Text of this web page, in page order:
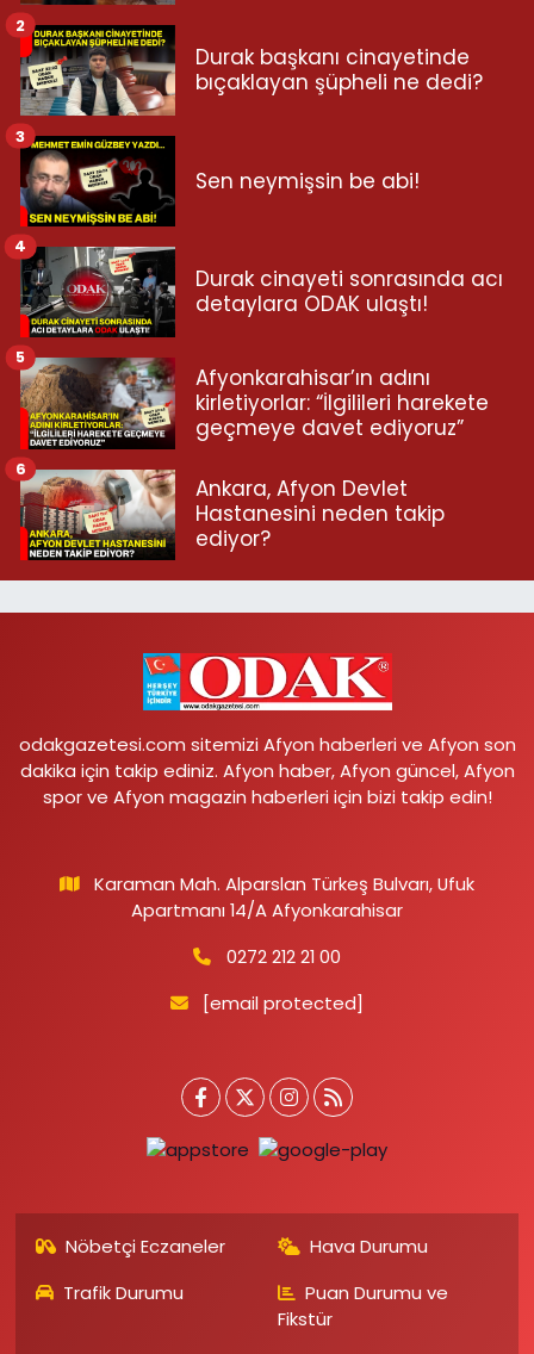
Durak başkanı cinayetinde
bıçaklayan şüpheli ne dedi?
2
Sen neymişsin be abi!
3
Durak cinayeti sonrasında acı
detaylara ODAK ulaştı!
4
Afyonkarahisar’ın adını
kirletiyorlar: “İlgilileri harekete
geçmeye davet ediyoruz”
5
Ankara, Afyon Devlet
Hastanesini neden takip
ediyor?
6
odakgazetesi.com sitemizi Afyon haberleri ve Afyon son
dakika için takip ediniz. Afyon haber, Afyon güncel, Afyon
spor ve Afyon magazin haberleri için bizi takip edin!
Karaman Mah. Alparslan Türkeş Bulvarı, Ufuk
Apartmanı 14/A Afyonkarahisar
0272 212 21 00
[email protected]
Nöbetçi Eczaneler
Hava Durumu
Trafik Durumu
Puan Durumu ve
Fikstür